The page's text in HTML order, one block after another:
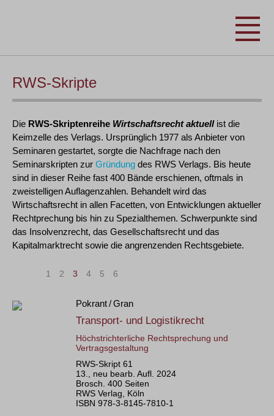
RWS-Skripte
Die RWS-Skriptenreihe Wirtschaftsrecht aktuellist die
Keimzelle des Verlags. Ursprünglich 1977 als Anbieter von
Seminaren gestartet, sorgte die Nachfrage nach den
Seminarskripten zur Gründung des RWS Verlags. Bis heute
sind in dieser Reihe fast 400 Bände erschienen, oftmals in
zweistelligen Auflagenzahlen. Behandelt wird das
Wirtschaftsrecht in allen Facetten, von Entwicklungen aktueller
Rechtprechung bis hin zu Spezialthemen. Schwerpunkte sind
das Insolvenzrecht, das Gesellschaftsrecht und das
Kapitalmarktrecht sowie die angrenzenden Rechtsgebiete.
1 2 3 4 5 6
Pokrant / Gran
Transport- und Logistikrecht
Höchstrichterliche Rechtsprechung und
Vertragsgestaltung
RWS-Skript 61
13., neu bearb. Aufl. 2024
Brosch. 400 Seiten
RWS Verlag, Köln
ISBN 978-3-8145-7810-1